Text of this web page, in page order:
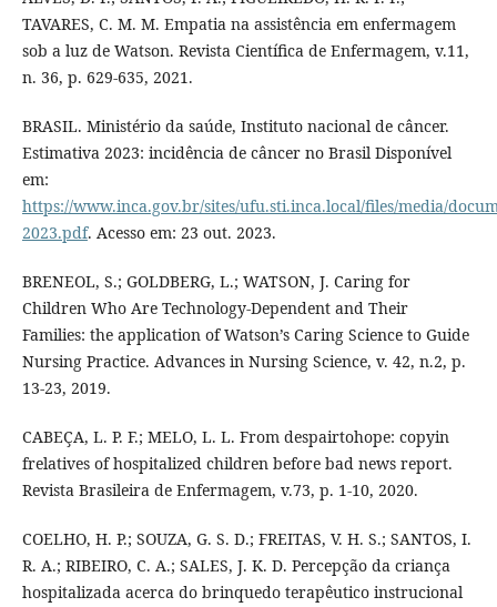
TAVARES, C. M. M. Empatia na assistência em enfermagem
sob a luz de Watson. Revista Científica de Enfermagem, v.11,
n. 36, p. 629-635, 2021.
BRASIL. Ministério da saúde, Instituto nacional de câncer.
Estimativa 2023: incidência de câncer no Brasil Disponível
em:
https://www.inca.gov.br/sites/ufu.sti.inca.local/files/media/
2023.pdf. Acesso em: 23 out. 2023.
BRENEOL, S.; GOLDBERG, L.; WATSON, J. Caring for
Children Who Are Technology-Dependent and Their
Families: the application of Watson’s Caring Science to Guide
Nursing Practice. Advances in Nursing Science, v. 42, n.2, p.
13-23, 2019.
CABEÇA, L. P. F.; MELO, L. L. From despairtohope: copyin
frelatives of hospitalized children before bad news report.
Revista Brasileira de Enfermagem, v.73, p. 1-10, 2020.
COELHO, H. P.; SOUZA, G. S. D.; FREITAS, V. H. S.; SANTOS, I.
R. A.; RIBEIRO, C. A.; SALES, J. K. D. Percepção da criança
hospitalizada acerca do brinquedo terapêutico instrucional